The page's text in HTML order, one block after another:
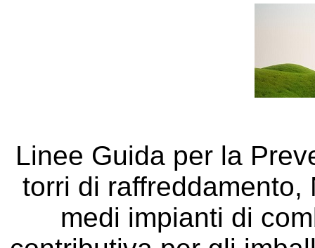
Linee Guida per la
torri di
medi impianti di